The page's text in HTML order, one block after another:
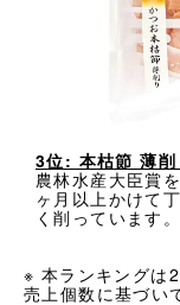
3位: 本枯節 薄削
農林水産大臣賞
ヶ月以上かけて
く削っています
※ 本ランキングは
売上個数に基づい